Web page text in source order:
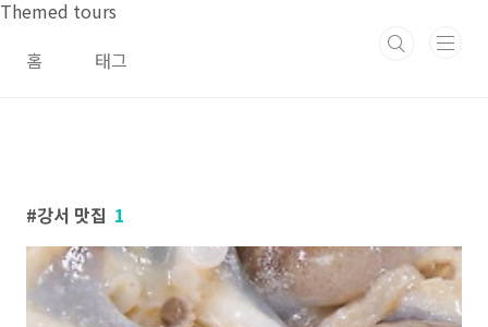
본문 바로가기
Themed tours
홈
태그
강서 맛집 1